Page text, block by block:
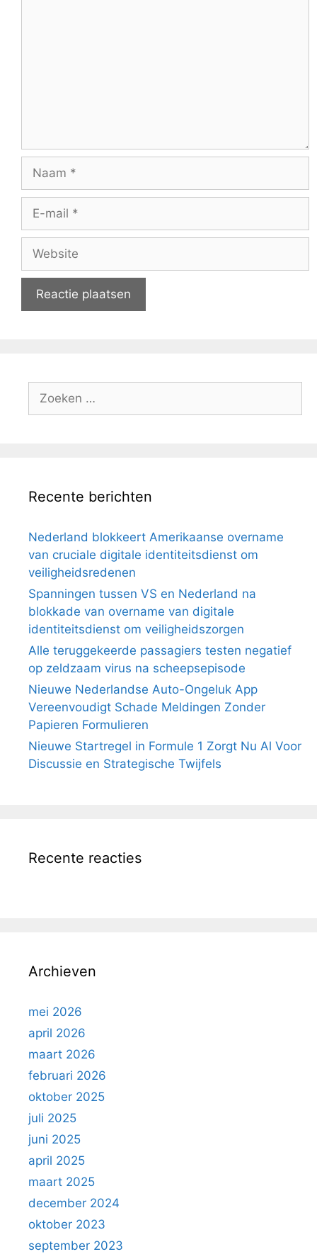
Naam
Website
Zoeken
Recente berichten
Nederland blokkeert Amerikaanse overname
van cruciale digitale identiteitsdienst om
veiligheidsredenen
Spanningen tussen VS en Nederland na
blokkade van overname van digitale
identiteitsdienst om veiligheidszorgen
Alle teruggekeerde passagiers testen negatief
op zeldzaam virus na scheepsepisode
Nieuwe Nederlandse Auto-Ongeluk App
Vereenvoudigt Schade Meldingen Zonder
Papieren Formulieren
Nieuwe Startregel in Formule 1 Zorgt Nu Al Voor
Discussie en Strategische Twijfels
Recente reacties
Archieven
mei 2026
april 2026
maart 2026
februari 2026
oktober 2025
juli 2025
juni 2025
april 2025
maart 2025
december 2024
oktober 2023
september 2023